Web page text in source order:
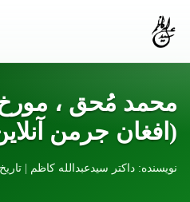
(افغان جرمن
نویسنده: داکتر سیدعبدالله کاظم | تاریخ انتشار: 7